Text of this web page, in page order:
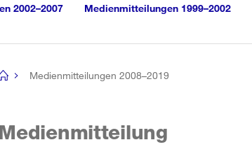
2002–2007 Medienmitteilungen 1999–2002
Medienmitteilungen 2008–2019